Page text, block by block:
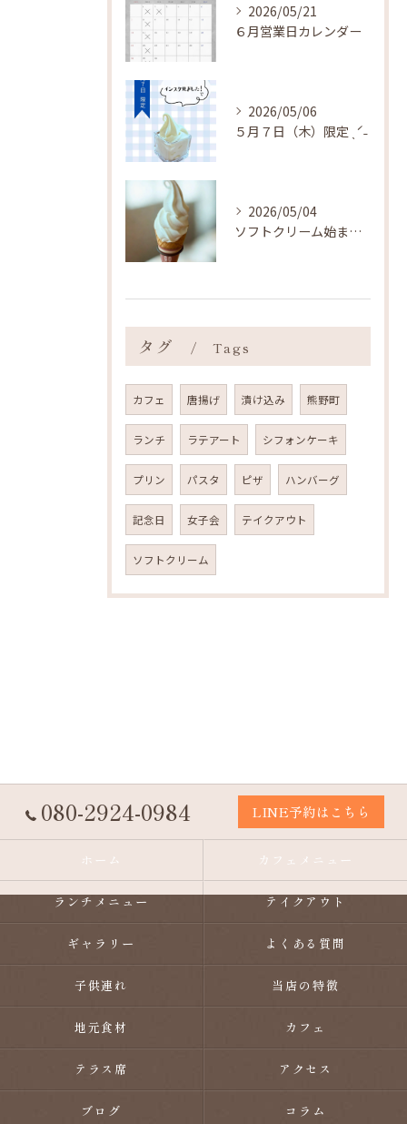
2026/05/21
６月営業日カレンダー
2026/05/06
５月７日（木）限定 ˎˊ˗
2026/05/04
ソフトクリーム始まりました ˎˊ˗
タグ Tags
カフェ 唐揚げ 漬け込み 熊野町
ランチ ラテアート シフォンケーキ
プリン パスタ ピザ ハンバーグ
記念日 女子会 テイクアウト
ソフトクリーム
080-2924-0984 LINE予約はこちら
ホーム カフェメニュー
ランチメニュー テイクアウト
ギャラリー よくある質問
子供連れ 当店の特徴
地元食材 カフェ
テラス席 アクセス
ブログ コラム